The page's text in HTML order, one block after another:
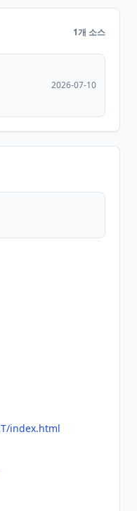
1개 소스
2026-07-10
index.html